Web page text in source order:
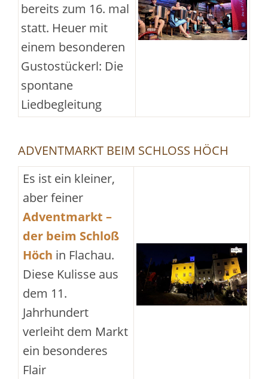
bereits zum 16. mal
statt. Heuer mit
einem besonderen
Gustostückerl: Die
spontane
Liedbegleitung
ADVENTMARKT BEIM SCHLOSS HÖCH
Es ist ein kleiner,
aber feiner
Adventmarkt –
der beim Schloß
Höch in Flachau.
Diese Kulisse aus
dem 11.
Jahrhundert
verleiht dem Markt
ein besonderes
Flair